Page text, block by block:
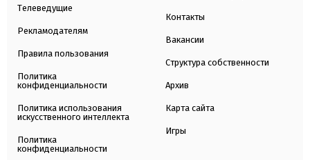
Телеведущие
Рекламодателям
Правила пользования
Политика
конфиденциальности
Политика использования
искусственного интеллекта
Политика
конфиденциальности
Контакты
Вакансии
Структура собственности
Архив
Карта сайта
Игры